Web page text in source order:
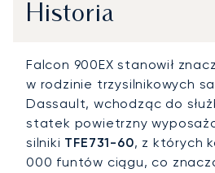
Historia
Falcon 900EX stanowił
w rodzinie trzysilnikowych
Dassault, wchodząc do
statek powietrzny
silniki TFE731-60, z których
000 funtów ciągu, co